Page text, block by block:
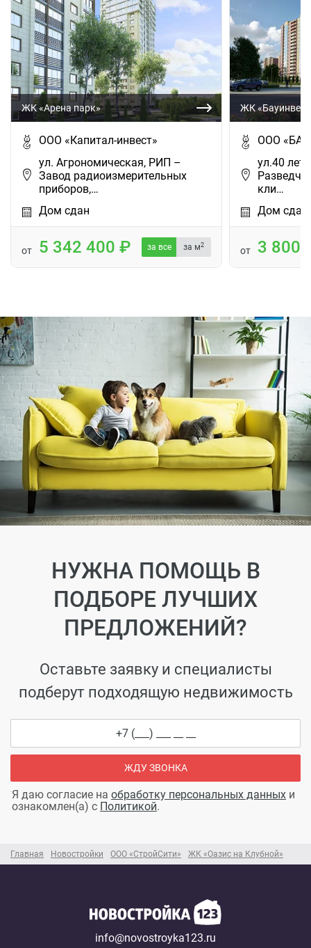
Главная Новостройки ООО «СтройСити» ЖК «Оазис на Клубной»
ЖК «Арена парк»
ООО «Капитал-инвест»
ул. Агрономическая, РИП –
Завод радиоизмерительных
приборов,…
Дом сдан
от 5 342 400 за все за м2
ЖК
ООО
ул.40 лет
кли…
Дом сдан
от 3 800
НУЖНА ПОМОЩЬ В
ПОДБОРЕ ЛУЧШИХ
ПРЕДЛОЖЕНИЙ?
Оставьте заявку и специалисты
подберут подходящую недвижимость
ЖДУ ЗВОНКА
Я даю согласие на обработку персональных данных и
ознакомлен(а) с Политикой.
info@novostroyka123.ru